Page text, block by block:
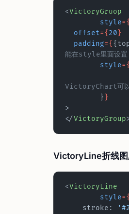
<VictoryGruop
	style
  offset
={ 20}
  padding
={
能在style里面设置
	style
VictoryChart可以
	}
}
>
</VictoryGroup
VictoryLine折线
<VictoryLine
	style
    stroke: